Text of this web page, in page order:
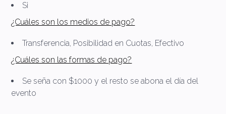
Si
¿Cuáles son los medios de pago?
Transferencia, Posibilidad en Cuotas, Efectivo
¿Cuáles son las formas de pago?
Se seña con $1000 y el resto se abona el día del
evento